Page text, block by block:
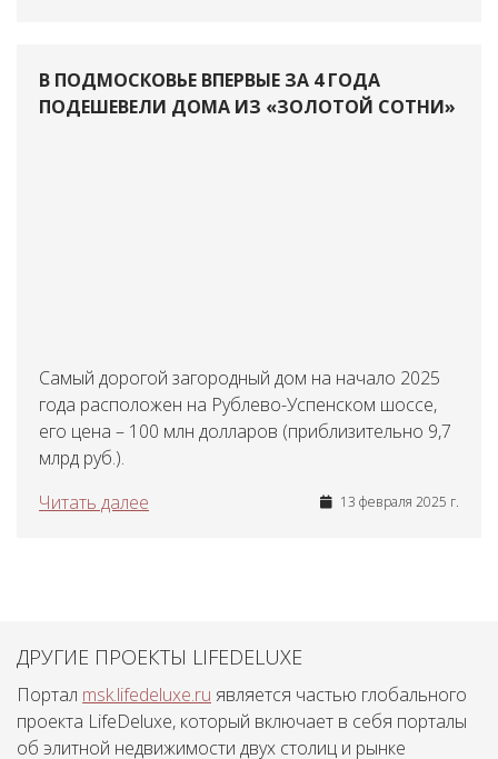
В ПОДМОСКОВЬЕ ВПЕРВЫЕ ЗА 4 ГОДА
ПОДЕШЕВЕЛИ ДОМА ИЗ «ЗОЛОТОЙ СОТНИ»
Самый дорогой загородный дом на начало 2025
года расположен на Рублево-Успенском шоссе,
его цена – 100 млн долларов (приблизительно 9,7
млрд руб.).
Читать далее
13 февраля 2025 г.
ДРУГИЕ ПРОЕКТЫ LIFEDELUXE
Портал msk.lifedeluxe.ru является частью глобального
проекта LifeDeluxe, который включает в себя порталы
об элитной недвижимости двух столиц и рынке